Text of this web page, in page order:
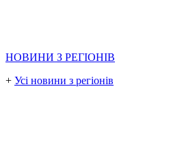
НОВИНИ З РЕГІОНІВ
+ Усі новини з регіонів